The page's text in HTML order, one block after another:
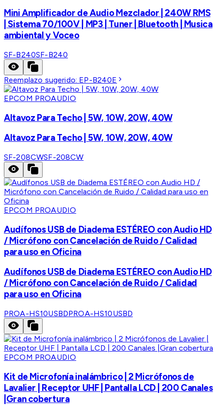
Mini Amplificador de Audio Mezclador | 240W RMS
| Sistema 70/100V | MP3 | Tuner | Bluetooth | Musica
ambiental y Voceo
SF-B240SF-B240
Reemplazo sugerido: EP-B240E
EPCOM PROAUDIO
Altavoz Para Techo | 5W, 10W, 20W, 40W
Altavoz Para Techo | 5W, 10W, 20W, 40W
SF-208CWSF-208CW
EPCOM PROAUDIO
Audífonos USB de Diadema ESTÉREO con Audio HD
/ Micrófono con Cancelación de Ruido / Calidad
para uso en Oficina
Audífonos USB de Diadema ESTÉREO con Audio HD
/ Micrófono con Cancelación de Ruido / Calidad
para uso en Oficina
PROA-HS10USBDPROA-HS10USBD
EPCOM PROAUDIO
Kit de Microfonía inalámbrico | 2 Micrófonos de
Lavalier | Receptor UHF | Pantalla LCD | 200 Canales
|Gran cobertura